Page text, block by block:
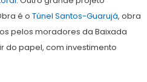
é o Túnel Santos-Guarujá, obra
pelos moradores da Baixada
do papel, com investimento